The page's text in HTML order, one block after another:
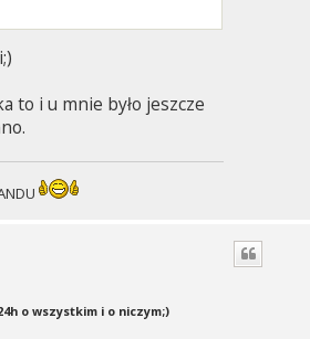
to i u mnie było jeszcze
o wszystkim i o niczym;)